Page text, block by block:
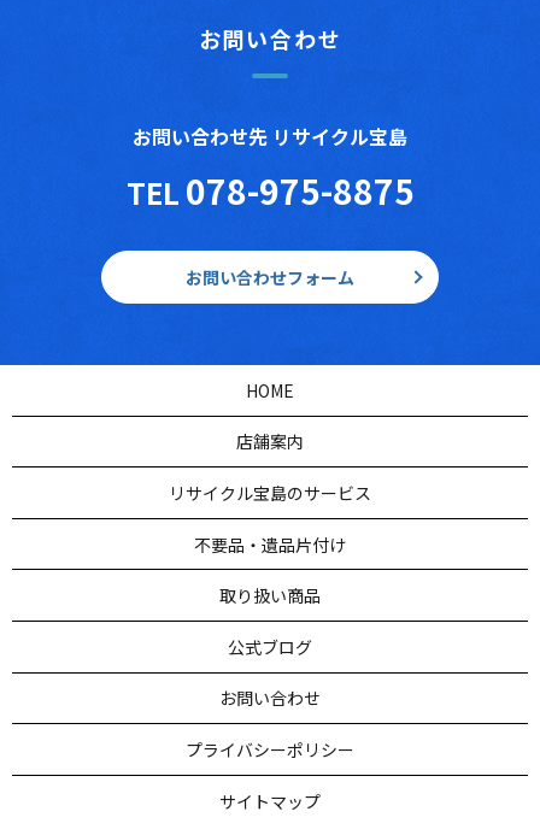
お問い合わせ
お問い合わせ先 リサイクル宝島
TEL 078-975-8875
お問い合わせフォーム
HOME
店舗案内
リサイクル宝島のサービス
不要品・遺品片付け
取り扱い商品
公式ブログ
お問い合わせ
プライバシーポリシー
サイトマップ